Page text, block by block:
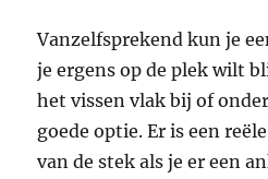
Vanzelfsprekend kun je
je ergens op de plek wilt
het vissen vlak bij of
goede optie. Er is een
van de stek als je er een